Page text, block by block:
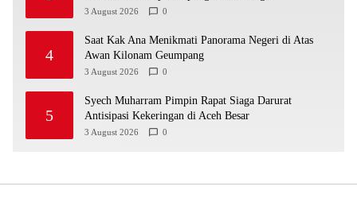
3 August 2026 0
4
Saat Kak Ana Menikmati Panorama Negeri di Atas
Awan Kilonam Geumpang
3 August 2026 0
5
Syech Muharram Pimpin Rapat Siaga Darurat
Antisipasi Kekeringan di Aceh Besar
3 August 2026 0